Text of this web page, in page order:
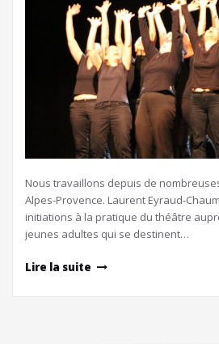
Nous travaillons depuis de
Alpes-Provence. Laurent Eyraud-
initiations à la pratique du théâtre
jeunes adultes qui se destinent…
Lire la suite